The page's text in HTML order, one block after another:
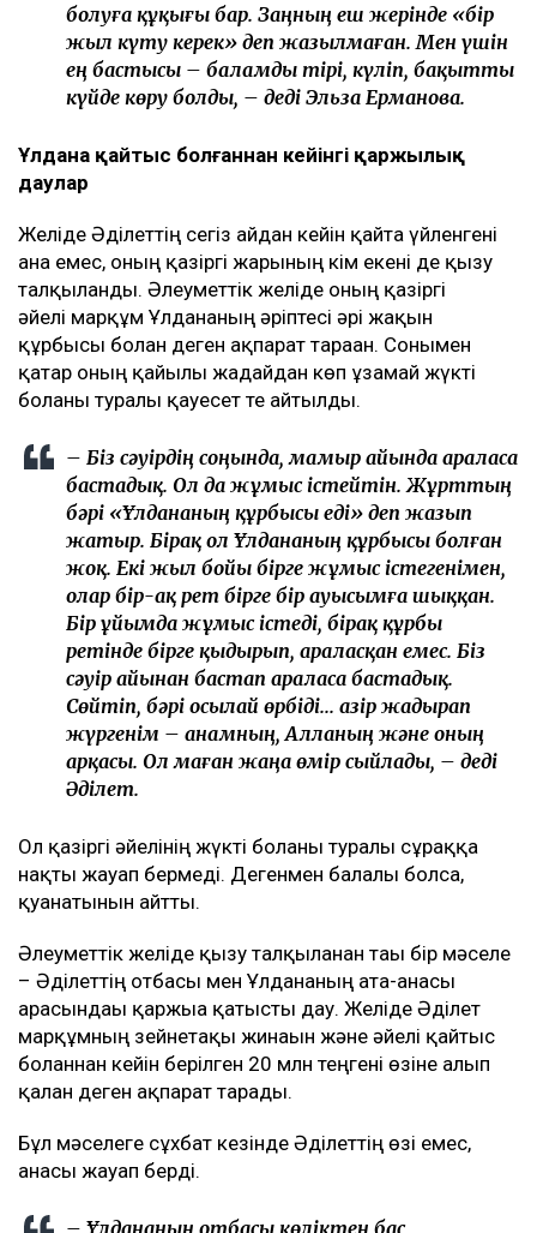
болуға құқығы бар. Заңның еш жерінде «бір
жыл күту керек» деп жазылмаған. Мен үшін
ең бастысы – баламды тірі, күліп, бақытты
күйде көру болды, – деді Эльза Ерманова.
Ұлдана қайтыс болғаннан кейінгі қаржылық
даулар
Желіде Әділеттің сегіз айдан кейін қайта үйленгені
ғана емес, оның қазіргі жарының кім екені де қызу
талқыланды. Әлеуметтік желіде оның қазіргі
әйелі марқұм Ұлдананың әріптесі әрі жақын
құрбысы болған деген ақпарат тараған. Сонымен
қатар оның қайғылы жағдайдан көп ұзамай жүкті
болғаны туралы қауесет те айтылды.
– Біз сәуірдің соңында, мамыр айында араласа
бастадық. Ол да жұмыс істейтін. Жұрттың
бәрі «Ұлдананың құрбысы еді» деп жазып
жатыр. Бірақ ол Ұлдананың құрбысы болған
жоқ. Екі жыл бойы бірге жұмыс істегенімен,
олар бір-ақ рет бірге бір ауысымға шыққан.
Бір ұйымда жұмыс істеді, бірақ құрбы
ретінде бірге қыдырып, араласқан емес. Біз
сәуір айынан бастап араласа бастадық.
Сөйтіп, бәрі осылай өрбіді... Қазір жадырап
жүргенім – анамның, Алланың және оның
арқасы. Ол маған жаңа өмір сыйлады, – деді
Әділет.
Ол қазіргі әйелінің жүкті болғаны туралы сұраққа
нақты жауап бермеді. Дегенмен балалы болса,
қуанатынын айтты.
Әлеуметтік желіде қызу талқыланған тағы бір мәселе
– Әділеттің отбасы мен Ұлдананың ата-анасы
арасындағы қаржыға қатысты дау. Желіде Әділет
марқұмның зейнетақы жинағын және әйелі қайтыс
болғаннан кейін берілген 20 млн теңгені өзіне алып
қалған деген ақпарат тарады.
Бұл мәселеге сұхбат кезінде Әділеттің өзі емес,
анасы жауап берді.
– Ұлдананың отбасы көліктен бас